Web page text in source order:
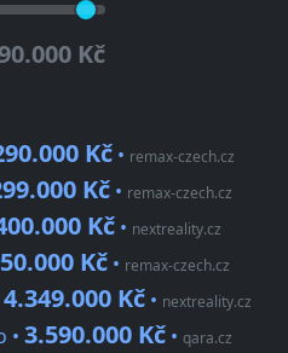
Kč
Kč • remax-czech.cz
Kč • remax-czech.cz
Kč • nextreality.cz
Kč • remax-czech.cz
4.349.000 Kč • nextreality.cz
• 3.590.000 Kč • qara.cz